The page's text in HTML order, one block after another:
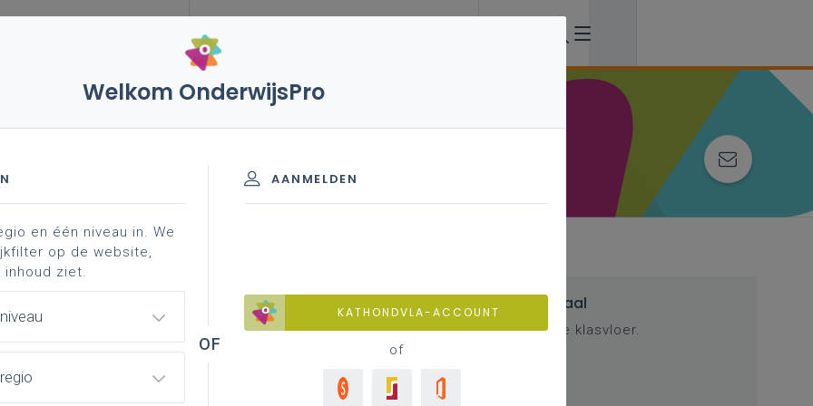
vakken en leerplannen 3de graad
- 3de graad - A-finaliteit
Basisinformatie over het leerplan
Inspirerend materiaal
Ondersteuning op de klasvloer.
Welkom OnderwijsPro
AANMELDEN
KATHONDVLA-ACCOUNT
of
en één niveau in. We
op de website,
ziet.